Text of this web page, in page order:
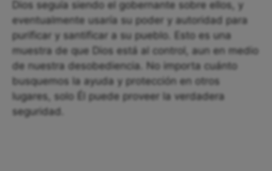
Dios seguía siendo el gobernante sobre ellos, y
eventualmente usaría su poder y autoridad para
purificar y santificar a su pueblo. Esto es una
muestra de que Dios está al control, aun en medio
de nuestra desobediencia. No importa cuánto
busquemos la ayuda y protección en otros
lugares, solo Él puede proveer la verdadera
seguridad.